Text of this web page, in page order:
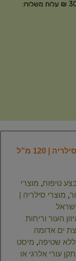
299₪ עלות משלוח 22₪, ברכישה של 300-599 ₪ עלות משלוח:
120 מ”ל
טיפוח, מוצרי
, מוצרי סילריה |
העור וריחות
ים אדומה
ללא שטיפה, מיסט
עורי אלרגי או